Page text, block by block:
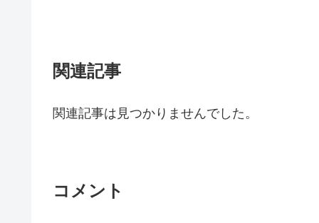
関連記事
関連記事は見つかりませんでした。
コメント